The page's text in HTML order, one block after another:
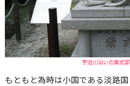
宇治川沿いの紫式
もともと為時は小国である淡路